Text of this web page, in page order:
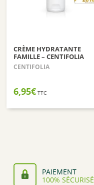
CRÈME HYDRATANTE
FAMILLE – CENTIFOLIA
CENTIFOLIA
6,95€ TTC
PAIEMENT
100% SÉCURISÉ